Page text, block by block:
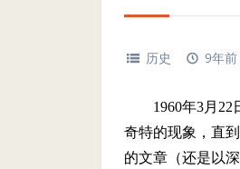
历史 9年
1960年3月 22
奇特的现象，直到
的文章（还是以